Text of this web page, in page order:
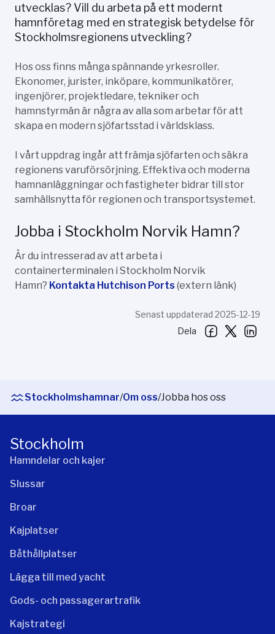
utvecklas? Vill du arbeta på ett modernt
hamnföretag med en strategisk betydelse för
Stockholmsregionens utveckling?
Hos oss finns många spännande yrkesroller.
Ekonomer, jurister, inköpare, kommunikatörer,
ingenjörer, projektledare, tekniker och
hamnstyrmän är några av alla som arbetar för att
skapa en modern sjöfartsstad i världsklass.
I vårt uppdrag ingår att främja sjöfarten och säkra
regionens varuförsörjning. Effektiva och moderna
hamnanläggningar och fastigheter bidrar till stor
samhällsnytta för regionen och transportsystemet.
Jobba i Stockholm Norvik Hamn?
Är du intresserad av att arbeta i
containerterminalen i Stockholm Norvik
Hamn? Kontakta Hutchison Ports (extern länk)
Senast uppdaterad 2025-12-19
Dela
Stockholmshamnar/Om oss/Jobba hos oss
Stockholm
Hamndelar och kajer
Slussar
Broar
Kajplatser
Båthållplatser
Lägga till med yacht
Gods- och passagerartrafik
Kajstrategi